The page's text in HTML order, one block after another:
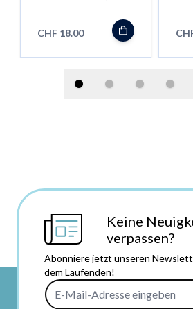
''Shortfill''
CHF 18.00
Keine
verpassen?
Abonniere jetzt unseren
dem Laufenden!